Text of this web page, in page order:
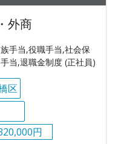
外商
手当,役職手当,社会保
当,退職金制度 (正社員)
区
円